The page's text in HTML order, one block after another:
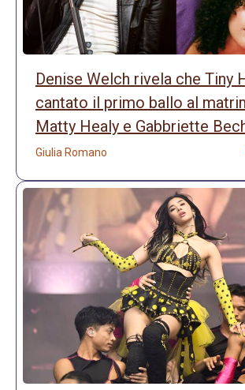
Denise Welch rivela che Tiny
cantato il primo ballo al
Matty Healy e Gabbriette
Giulia Romano